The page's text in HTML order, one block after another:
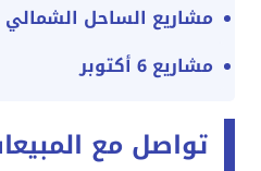
مشاريع الساحل الشمالي
مشاريع 6 أكتوبر
تواصل مع